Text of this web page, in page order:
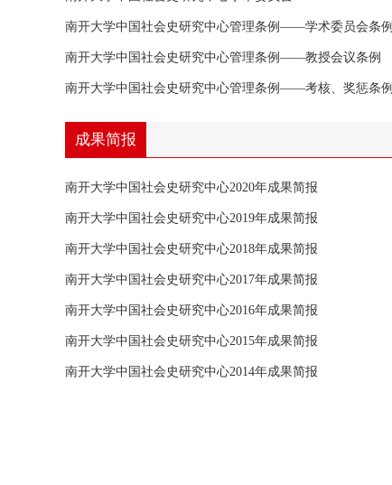
南开大学中国社会史研究中心管理条例——学术委员会条例
南开大学中国社会史研究中心管理条例——教授会议条例
南开大学中国社会史研究中心管理条例——考核、奖惩条例
成果简报
南开大学中国社会史研究中心2020年成果简报
南开大学中国社会史研究中心2019年成果简报
南开大学中国社会史研究中心2018年成果简报
南开大学中国社会史研究中心2017年成果简报
南开大学中国社会史研究中心2016年成果简报
南开大学中国社会史研究中心2015年成果简报
南开大学中国社会史研究中心2014年成果简报